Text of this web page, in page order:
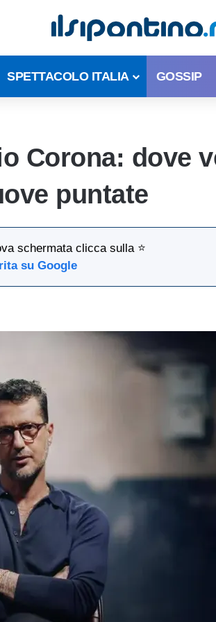
SPETTACOLO ITALIA GOSSIP
Corona: dove
puntate
schermata clicca sulla ⭐
su Google